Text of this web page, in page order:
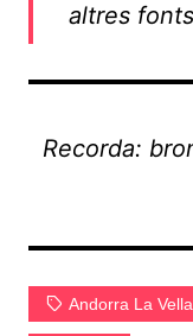
altres
Recorda:
Andorra La Vella